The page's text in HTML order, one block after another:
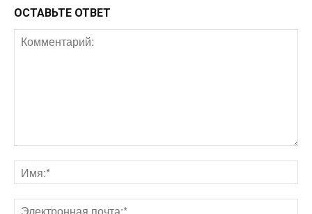
ОСТАВЬТЕ ОТВЕТ